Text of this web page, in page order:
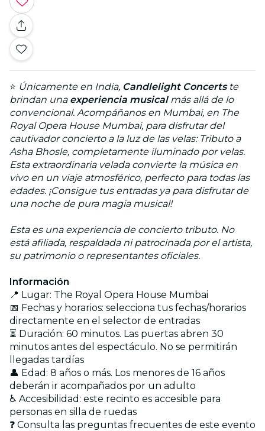
⭐ Únicamente en India, Candlelight Concertste
brindan una experiencia musical más allá de lo
convencional. Acompáñanos en Mumbai, en The
Royal Opera House Mumbai, para disfrutar del
cautivador concierto a la luz de las velas: Tributo a
Asha Bhosle, completamente iluminado por velas.
Esta extraordinaria velada convierte la música en
vivo en un viaje atmosférico, perfecto para todas las
edades. ¡Consigue tus entradas ya para disfrutar de
una noche de pura magia musical!
Esta es una experiencia de concierto tributo. No
está afiliada, respaldada ni patrocinada por el artista,
su patrimonio o representantes oficiales.
Información
📍 Lugar: The Royal Opera House Mumbai
📅 Fechas y horarios: selecciona tus fechas/horarios
directamente en el selector de entradas
⏳ Duración: 60 minutos. Las puertas abren 30
minutos antes del espectáculo. No se permitirán
llegadas tardías
👤 Edad: 8 años o más. Los menores de 16 años
deberán ir acompañados por un adulto
♿ Accesibilidad: este recinto es accesible para
personas en silla de ruedas
❓ Consulta las preguntas frecuentes de este evento